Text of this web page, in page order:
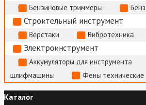
Бензиновые триммеры
Строительный инструмент
Верстаки Вибротехника
Электроинструмент
Аккумуляторы для инструмента
шлифмашины
Фены технические
Каталог